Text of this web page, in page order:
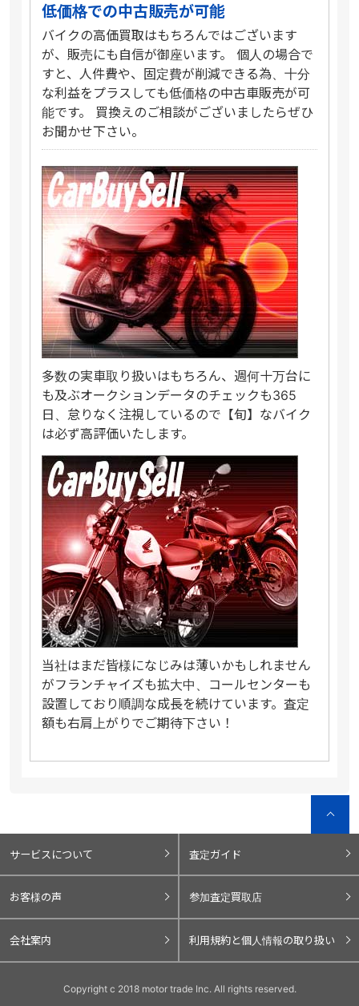
低価格での中古販売が可能
バイクの高価買取はもちろんではございます
が、販売にも自信が御座います。 個人の場合で
すと、人件費や、固定費が削減できる為、十分
な利益をプラスしても低価格の中古車販売が可
能です。 買換えのご相談がございましたらぜひ
お聞かせ下さい。
多数の実車取り扱いはもちろん、週何十万台に
も及ぶオークションデータのチェックも365
日、怠りなく注視しているので【旬】なバイク
は必ず高評価いたします。
当社はまだ皆様になじみは薄いかもしれません
がフランチャイズも拡大中、コールセンターも
設置しており順調な成長を続けています。査定
額も右肩上がりでご期待下さい！
サービスについて 査定ガイド
お客様の声 参加査定買取店
会社案内 利用規約と個人情報の取り扱い
Copyright c 2018 motor trade Inc. All rights reserved.